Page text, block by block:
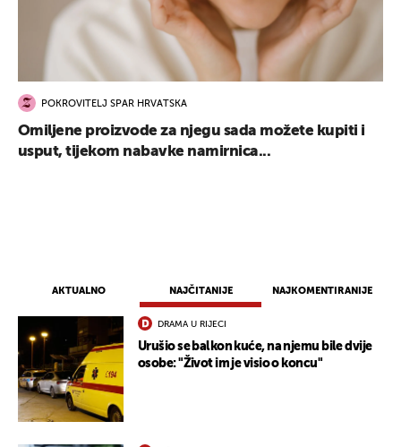
AKTUALNO NAJČITANIJE NAJKOMENTIRANIJE
DRAMA U RIJECI
Urušio se balkon kuće, na njemu bile dvije
osobe: "Život im je visio o koncu"
POKROVITELJ SPAR HRVATSKA
Omiljene proizvode za njegu sada možete kupiti i
usput, tijekom nabavke namirnica...